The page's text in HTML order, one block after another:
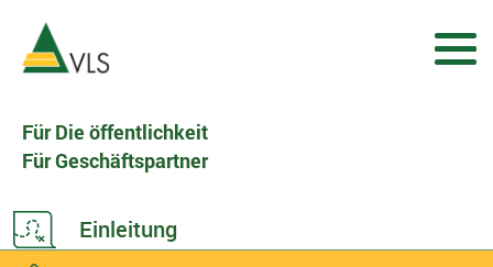
Für Die öffentlichkeit
Für Geschäftspartner
Einleitung